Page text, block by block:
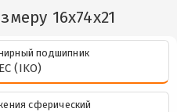
16x74x21
подшипник
(IKO)
сферический